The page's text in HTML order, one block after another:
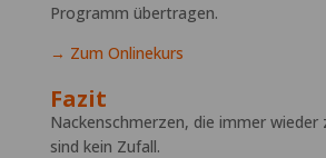
Programm übertragen.
→ Zum Onlinekurs
Fazit
Nackenschmerzen, die immer wieder
sind kein Zufall.